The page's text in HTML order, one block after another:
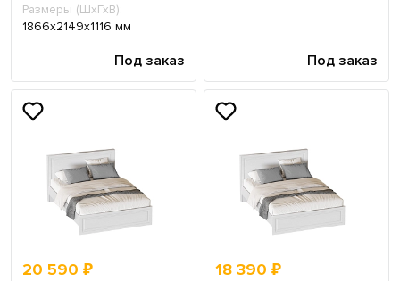
Размеры (ШхГхВ):
1866х2149х1116 мм
Под заказ Под заказ
20 590 ₽ 18 390 ₽